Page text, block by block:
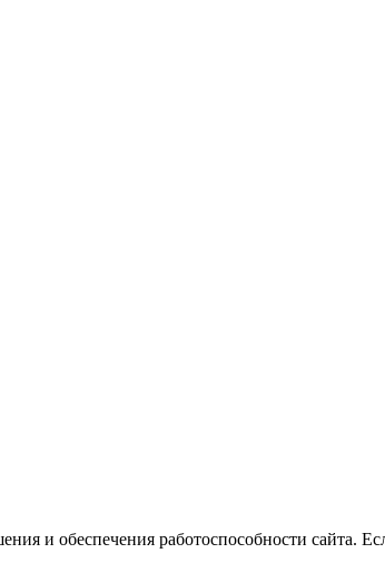
и обеспечения работоспособности сайта.